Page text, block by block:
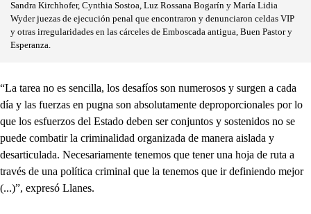
Sandra Kirchhofer, Cynthia Sostoa, Luz Rossana Bogarín y María Lidia
Wyder juezas de ejecución penal que encontraron y denunciaron celdas VIP
y otras irregularidades en las cárceles de Emboscada antigua, Buen Pastor y
Esperanza.
“La tarea no es sencilla, los desafíos son numerosos y surgen a cada
día y las fuerzas en pugna son absolutamente deproporcionales por lo
que los esfuerzos del Estado deben ser conjuntos y sostenidos no se
puede combatir la criminalidad organizada de manera aislada y
desarticulada. Necesariamente tenemos que tener una hoja de ruta a
través de una política criminal que la tenemos que ir definiendo mejor
(...)”, expresó Llanes.